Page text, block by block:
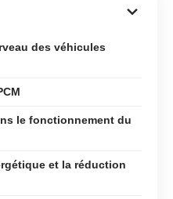
des véhicules
le fonctionnement du
et la réduction